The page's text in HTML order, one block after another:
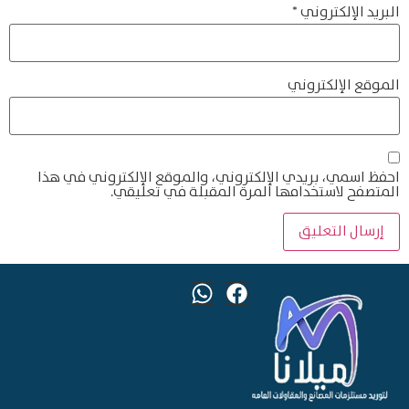
والموقع الإلكتروني في هذا
في تعليقي.